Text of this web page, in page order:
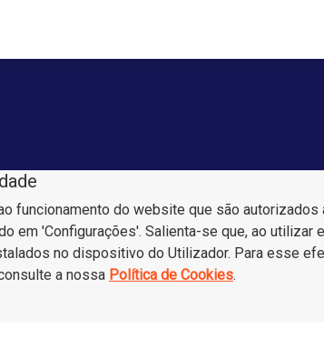
funcionamento do website que são
em 'Configurações'. Salienta-se que, ao
no dispositivo do Utilizador. Para esse
a nossa Política de Cookies.